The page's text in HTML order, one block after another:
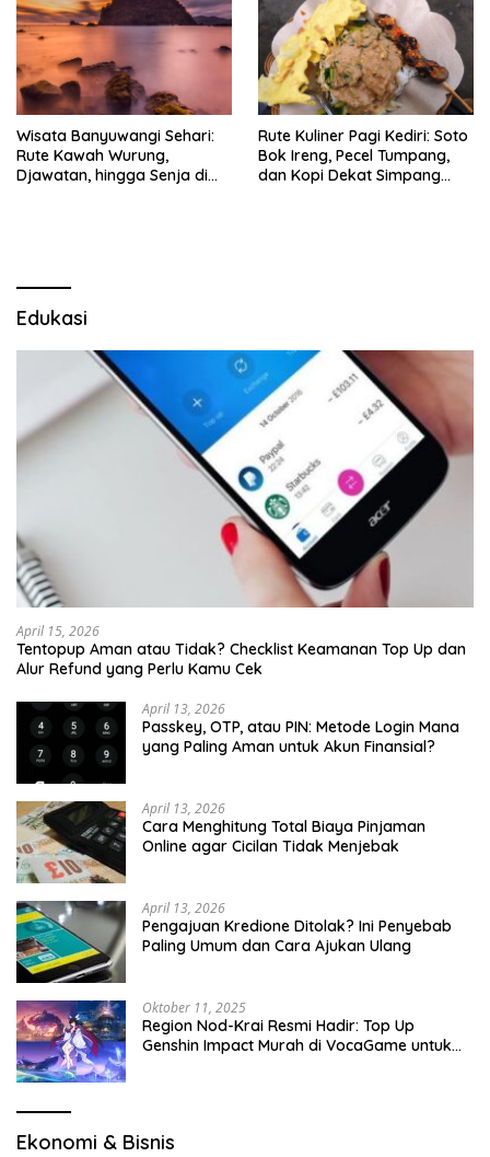
Wisata Banyuwangi Sehari:
Rute Kawah Wurung,
Djawatan, hingga Senja di
Rute Kuliner Pagi Kediri: Soto
Bok Ireng, Pecel Tumpang,
dan Kopi Dekat Simpang
Edukasi
April 15, 2026
Tentopup Aman atau Tidak? Checklist Keamanan Top Up dan
Alur Refund yang Perlu Kamu Cek
April 13, 2026
Passkey, OTP, atau PIN: Metode Login Mana
yang Paling Aman untuk Akun Finansial?
April 13, 2026
Cara Menghitung Total Biaya Pinjaman
Online agar Cicilan Tidak Menjebak
April 13, 2026
Pengajuan Kredione Ditolak? Ini Penyebab
Paling Umum dan Cara Ajukan Ulang
Oktober 11, 2025
Region Nod-Krai Resmi Hadir: Top Up
Genshin Impact Murah di VocaGame untuk
Ekonomi & Bisnis